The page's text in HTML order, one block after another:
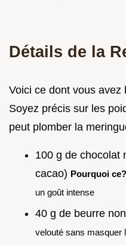
Détails de la
Voici ce dont vous avez
Soyez précis sur les
peut plomber la
100 g de chocolat
cacao) Pourquoi ce?
un goût intense
40 g de beurre
velouté sans masquer